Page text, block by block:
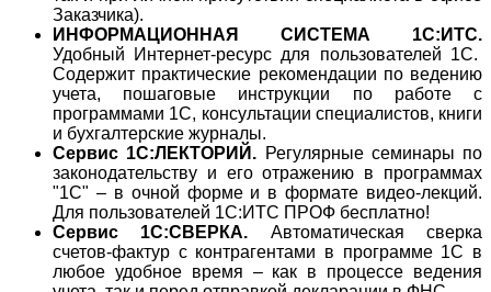
Заказчика).
ИНФОРМАЦИОННАЯ СИСТЕМА 1С:ИТС.
Удобный
Интернет-ресурс для пользователей 1С.
Содержит практические рекомендации по ведению
учета, пошаговые инструкции по работе с
программами 1С, консультации специалистов, книги
и бухгалтерские журналы.
Сервис 1С:ЛЕКТОРИЙ. Регулярные семинары по
законодательству и его отражению в программах
"1С" – в очной форме и в формате видео-лекций.
Для пользователей 1С:ИТС ПРОФ бесплатно!
Сервис 1С:СВЕРКА. Автоматическая сверка
счетов-фактур с контрагентами в программе 1С в
любое удобное время – как в процессе ведения